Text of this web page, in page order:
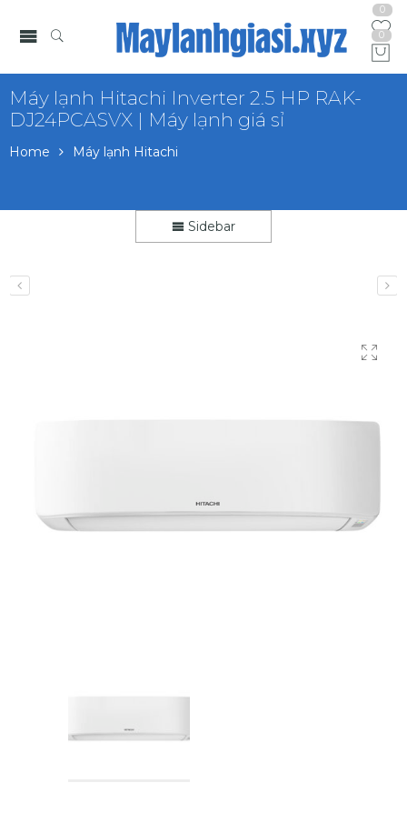
0
0
Máy lạnh Hitachi Inverter 2.5 HP RAK-
DJ24PCASVX | Máy lạnh giá sỉ
Home Máy lạnh Hitachi
Sidebar